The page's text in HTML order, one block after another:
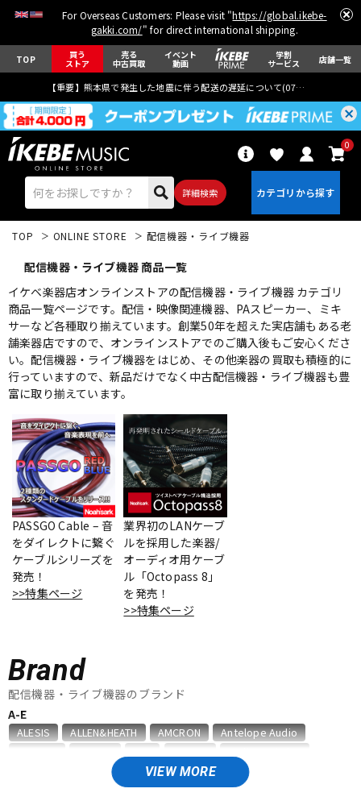
For Overseas Customers: Please visit "https://global.ikebe-
gakki.com/" for direct international shipping.
TOP 買う
ストア
売る
中古買取
イベント
動画
学割
サービス 店舗一覧
【重要】熊本県で発生した地震に伴う配送の遅延について(07月29日
詳細検索
0
エレキギター アコギ/エレアコ
ベース ウクレレ
ドラム
キーボード
管楽器
DJ機器
DTM オンライン納品 レコーディング機器
配信/ライブ機器 楽器アクセサリ
TOP ONLINE STORE 配信機器・ライブ機器
配信機器・ライブ機器 商品一覧
イケベ楽器店オンラインストアの配信機器・ライブ機器 カテゴリ
商品一覧ページです。配信・映像関連機器、PAスピーカー、ミキ
サーなど各種取り揃えています。創業50年を超えた実店舗もある老
舗楽器店ですので、オンラインストアでのご購入後もご安心くださ
い。配信機器・ライブ機器をはじめ、その他楽器の買取も積極的に
行っていますので、新品だけでなく中古配信機器・ライブ機器も豊
富に取り揃えています。
PASSGO Cable – 音
をダイレクトに繋ぐ
ケーブルシリーズを
発売！
>>特集ページ
業界初のLANケーブ
ルを採用した楽器/
オーディオ用ケーブ
ル「Octopass 8」
を発売！
>>特集ページ
Brand
配信機器・ライブ機器のブランド
VIEW MORE
A-E
ALESIS ALLEN&HEATH AMCRON
Antelope Audio
AURATONE BEHRINGER
Blackmagic Design
CAIG CANARE db Technologies